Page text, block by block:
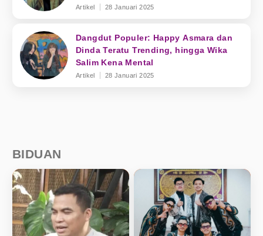
Artikel 28 Januari 2025
Dangdut Populer: Happy Asmara dan
Dinda Teratu Trending, hingga Wika
Salim Kena Mental
Artikel 28 Januari 2025
BIDUAN